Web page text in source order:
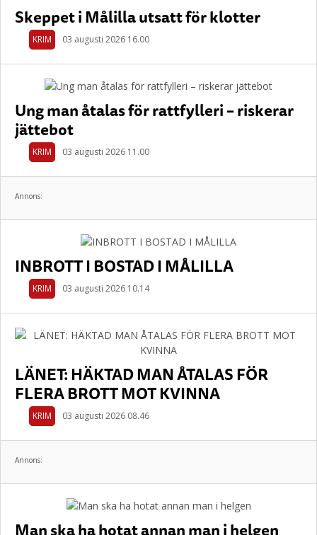
Skeppet i Målilla utsatt för klotter
KRIM 03 augusti 2026 16.00
Ung man åtalas för rattfylleri – riskerar
jättebot
KRIM 03 augusti 2026 11.00
Annons:
INBROTT I BOSTAD I MÅLILLA
KRIM 03 augusti 2026 10.14
LÄNET: HÄKTAD MAN ÅTALAS FÖR
FLERA BROTT MOT KVINNA
KRIM 03 augusti 2026 08.46
Annons:
Man ska ha hotat annan man i helgen